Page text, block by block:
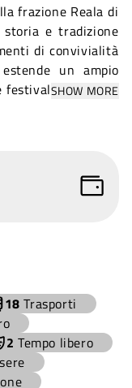
frazione Reala di
storia e tradizione
di convivialità
un ampio
festival, concerti e
spazio ideale
SHOW MORE
18 Trasporti
2 Tempo libero